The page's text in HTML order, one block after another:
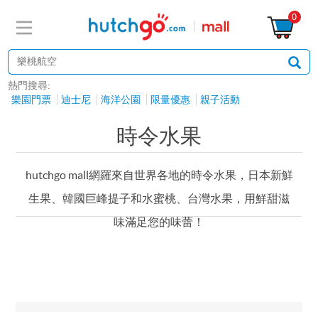
0
熱門搜尋:
樂園門票
迪士尼 海洋公園 限量優惠 親子活動
時令水果
hutchgo mall網羅來自世界各地的時令水果，日本新鮮
生果、韓國巨峰提子和水蜜桃、台灣水果，用鮮甜滋
味滿足您的味蕾！